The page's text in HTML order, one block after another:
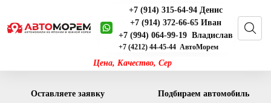
Цена, Качество, С
+7 (914) 315-64-94 Денис
+7 (914) 372-66-65 Иван
+7 (994) 064-99-19 Владислав
+7 (4212) 44-45-44 АвтоМорем
Оставляете заявку Подбираем автомобиль